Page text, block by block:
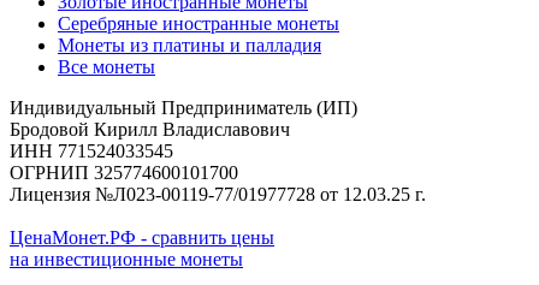
Серебряные иностранные монеты
Монеты из платины и палладия
Все монеты
Индивидуальный Предприниматель (ИП)
Бродовой Кирилл Владиславович
ИНН 771524033545
ОГРНИП 325774600101700
Лицензия №Л023-00119-77/01977728 от 12.03.25 г.
ЦенаМонет.РФ - сравнить цены
на инвестиционные монеты